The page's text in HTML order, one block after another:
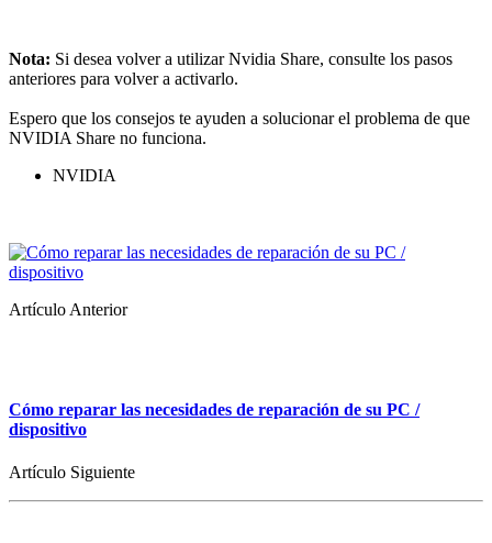
Nota: Si desea volver a utilizar Nvidia Share, consulte los pasos
anteriores para volver a activarlo.
Espero que los consejos te ayuden a solucionar el problema de que
NVIDIA Share no funciona.
NVIDIA
Artículo Anterior
Cómo reparar las necesidades de reparación de su PC /
dispositivo
Artículo Siguiente